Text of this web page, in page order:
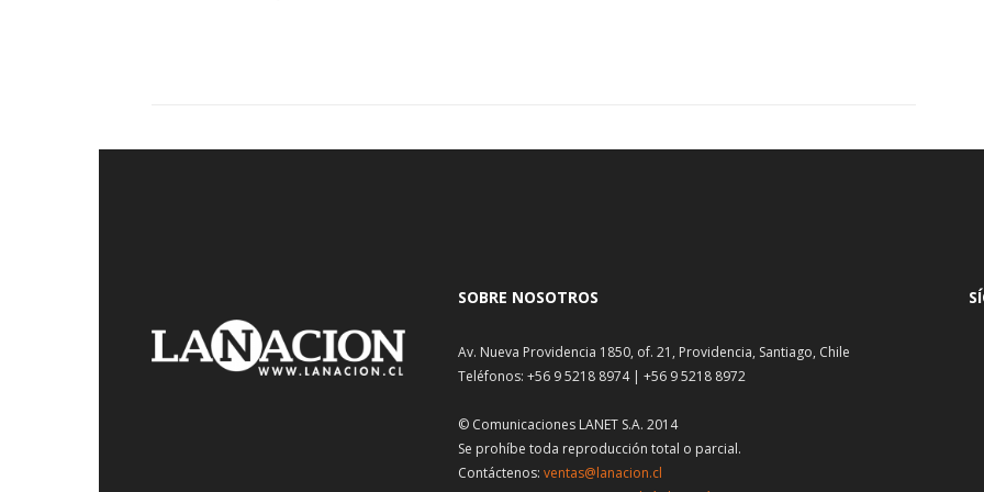
SOBRE NOSOTROS
Av. Nueva Providencia 1850, of. 21, Providencia, Santiago, Chile
Teléfonos: +56 9 5218 8974 | +56 9 5218 8972
© Comunicaciones LANET S.A. 2014
Se prohíbe toda reproducción total o parcial.
Contáctenos: ventas@lanacion.cl